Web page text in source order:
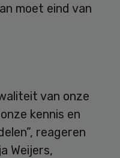
moet eind van
van onze
kennis en
reageren
Weijers,